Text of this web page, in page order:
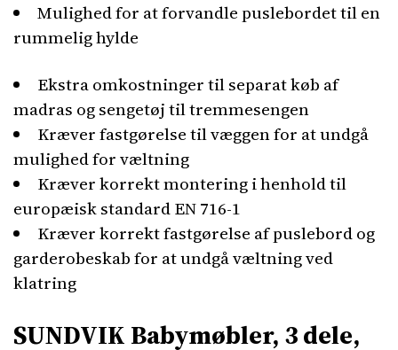
Mulighed for at forvandle puslebordet til en
rummelig hylde
Ekstra omkostninger til separat køb af
madras og sengetøj til tremmesengen
Kræver fastgørelse til væggen for at undgå
mulighed for væltning
Kræver korrekt montering i henhold til
europæisk standard EN 716-1
Kræver korrekt fastgørelse af puslebord og
garderobeskab for at undgå væltning ved
klatring
SUNDVIK Babymøbler, 3 dele,